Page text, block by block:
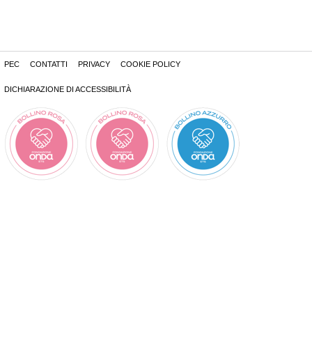
PEC CONTATTI PRIVACY COOKIE POLICY
DICHIARAZIONE DI ACCESSIBILITÀ